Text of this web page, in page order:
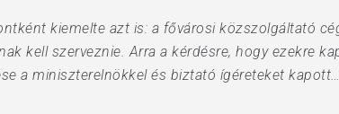
kiemelte azt is: a fővárosi közszolgáltató
kell szerveznie. Arra a kérdésre, hogy ezekre
a miniszterelnökkel és biztató ígéreteket